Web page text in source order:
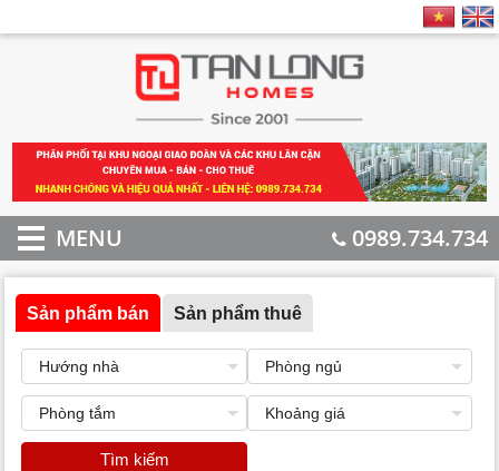
MENU 0989.734.734
Sản phẩm bán Sản phẩm thuê
Tìm kiếm